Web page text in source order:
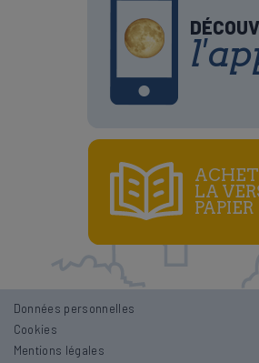
Lune croissante et décroissante
Lune montante et descendante
LA
PAPIER
Données personnelles
Cookies
Mentions légales